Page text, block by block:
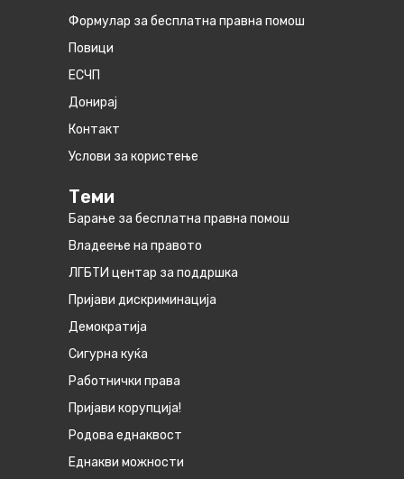
Формулар за бесплатна правна помош
Повици
ЕСЧП
Донирај
Контакт
Услови за користење
Теми
Барање за бесплатна правна помош
Владеење на правото
ЛГБТИ центар за поддршка
Пријави дискриминација
Демократија
Сигурна куќа
Работнички права
Пријави корупција!
Родова еднаквост
Eднакви можности